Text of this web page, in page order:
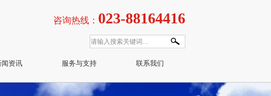
咨询热线： 023-88164416
闻资讯 服务与支持 联系我们